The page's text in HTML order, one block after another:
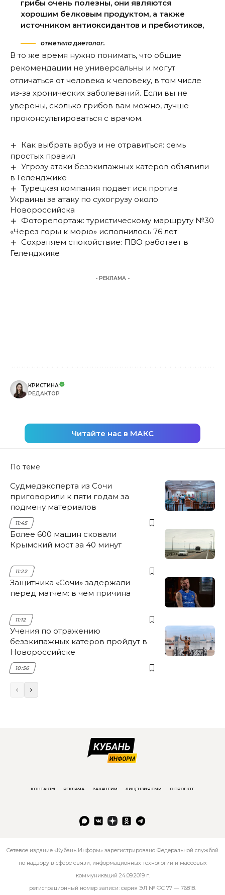
грибы очень полезны, они являются
хорошим белковым продуктом, а также
источником антиоксидантов и пребиотиков,
отметила диетолог.
В то же время нужно понимать, что общие
рекомендации не универсальны и могут
отличаться от человека к человеку, в том числе
из-за хронических заболеваний. Если вы не
уверены, сколько грибов вам можно, лучше
проконсультироваться с врачом.
Как выбрать арбуз и не отравиться: семь
простых правил
Угрозу атаки безэкипажных катеров объявили
в Геленджике
Турецкая компания подает иск против
Украины за атаку по сухогрузу около
Новороссийска
Фоторепортаж: туристическому маршруту №30
«Через горы к морю» исполнилось 76 лет
Сохраняем спокойствие: ПВО работает в
Геленджике
- РЕКЛАМА -
КРИСТИНА
РЕДАКТОР
Читайте нас в МАКС
По теме
Судмедэксперта из Сочи
приговорили к пяти годам за
подмену материалов
11:45
Более 600 машин сковали
Крымский мост за 40 минут
11:22
Защитника «Сочи» задержали
перед матчем: в чем причина
11:12
Учения по отражению
безэкипажных катеров пройдут в
Новороссийске
10:56
КОНТАКТЫ РЕКЛАМА ВАКАНСИИ ЛИЦЕНЗИЯ СМИ О ПРОЕКТЕ
Сетевое издание «Кубань Информ» зарегистрировано Федеральной службой
по надзору в сфере связи, информационных технологий и массовых
коммуникаций 24.09.2019 г.
регистрационный номер записи: серия ЭЛ № ФС 77 — 76818.